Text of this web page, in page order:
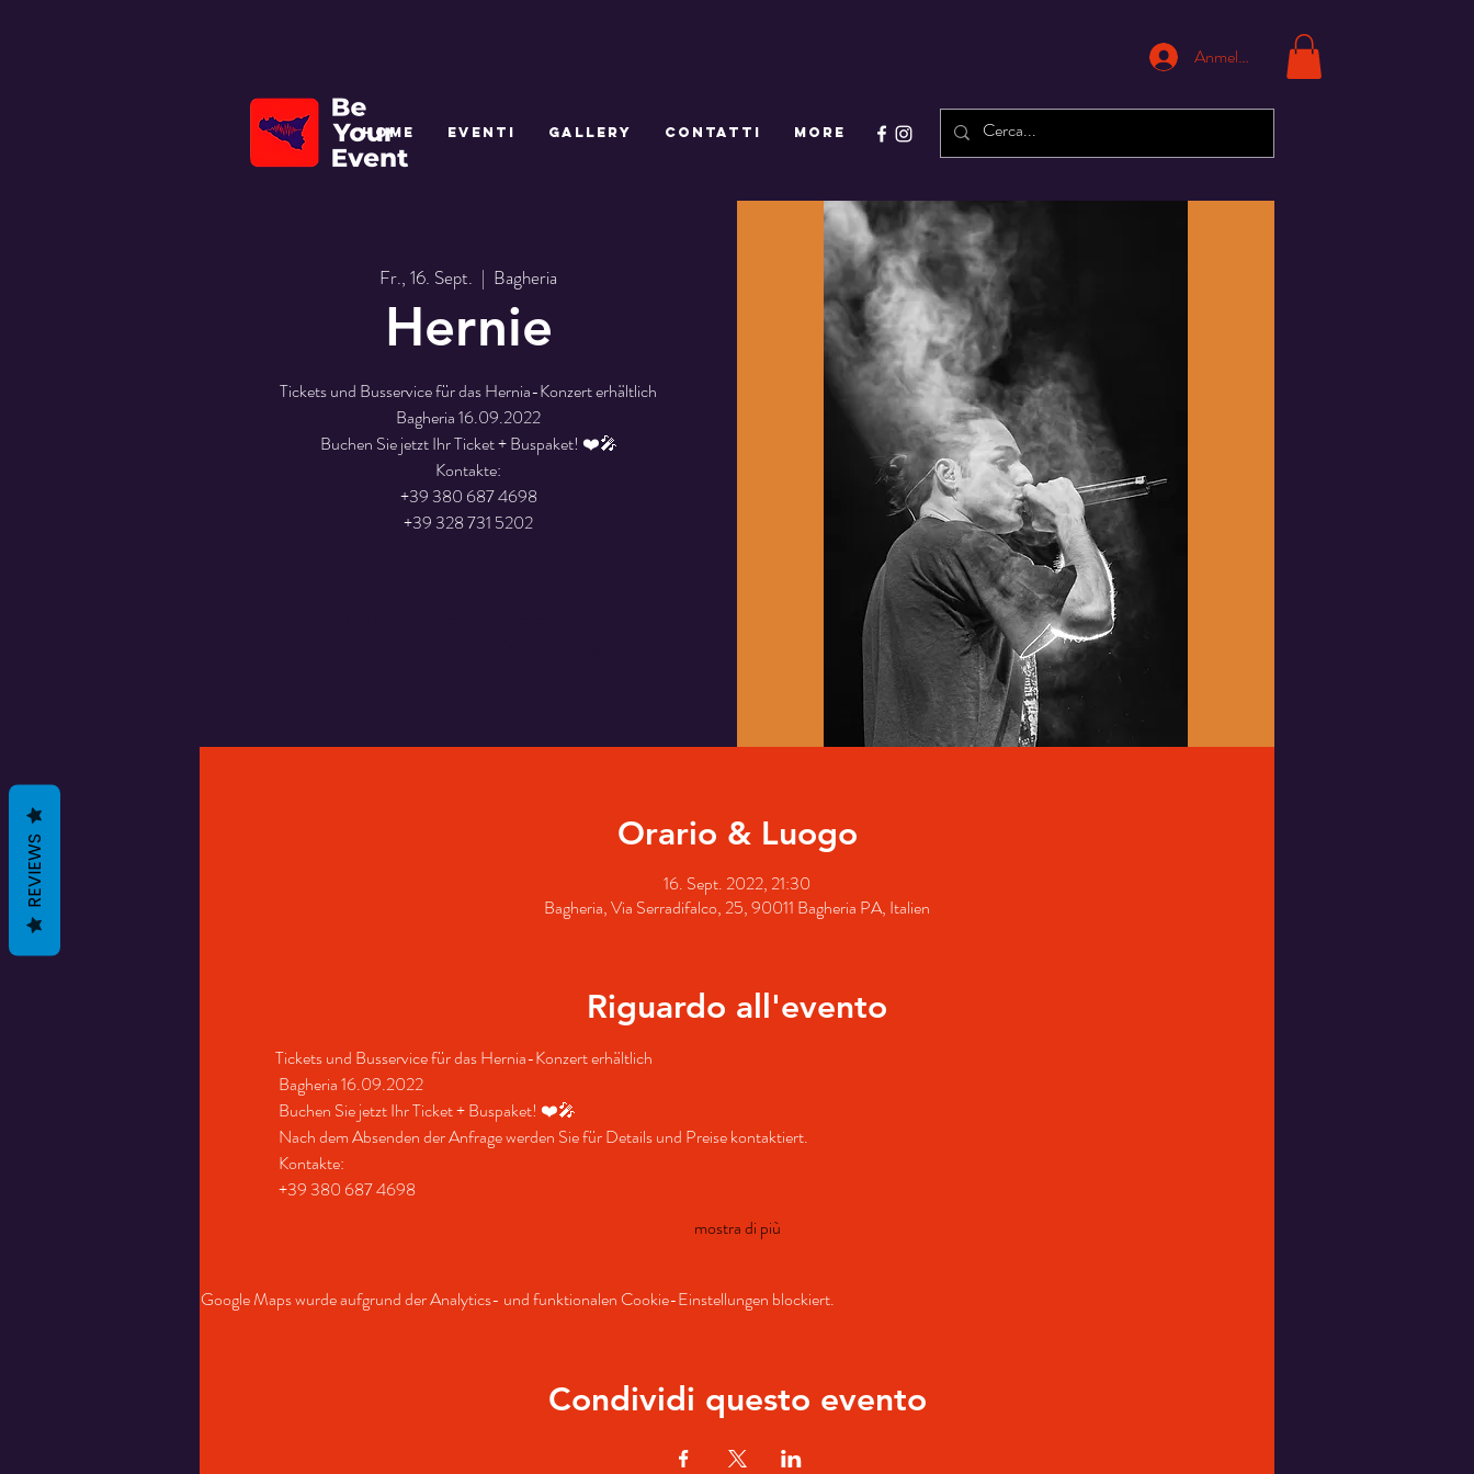
Anmelden
Fr., 16. Sept.
  |
Bagheria
Hernie
Tickets und Busservice für das Hernia-Konzert erhältlich
Bagheria 16.09.2022
Buchen Sie jetzt Ihr Ticket + Buspaket! ❤️🎤
Kontakte:
+39 380 687 4698
+39 328 731 5202
Orario & Luogo
16. Sept. 2022, 21:30
Bagheria, Via Serradifalco, 25, 90011 Bagheria PA, Italien
Riguardo all'evento
Tickets und Busservice für das Hernia-Konzert erhältlich
Bagheria 16.09.2022
Buchen Sie jetzt Ihr Ticket + Buspaket! ❤️🎤
Nach dem Absenden der Anfrage werden Sie für Details und Preise kontaktiert.
Kontakte:
+39 380 687 4698
mostra di più
Google Maps wurde aufgrund der Analytics- und funktionalen Cookie-Einstellungen blockiert.
Condividi questo evento
HOME EVENTI GALLERY CONTATTI More
REVIEWS